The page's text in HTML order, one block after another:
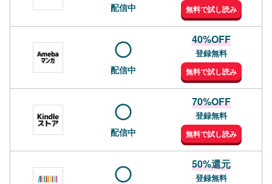
配信中 無料で試し読み
配信中
40%OFF
登録無料
無料で試し読み
配信中
70%OFF
登録無料
無料で試し読み
50%還元
登録無料